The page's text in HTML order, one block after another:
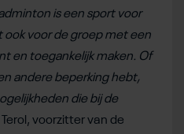
is een sport voor
ook voor de groep met een
en toegankelijk maken. Of
andere beperking hebt,
die bij de
voorzitter van de